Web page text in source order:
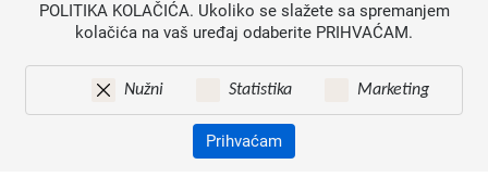
Informacije za korisnike
Mapa weba
POLITIKA KOLAČIĆA. Ukoliko se slažete sa spremanjem
kolačića na vaš uređaj odaberite PRIHVAĆAM.
Nužni Statistika Marketing
Prihvaćam